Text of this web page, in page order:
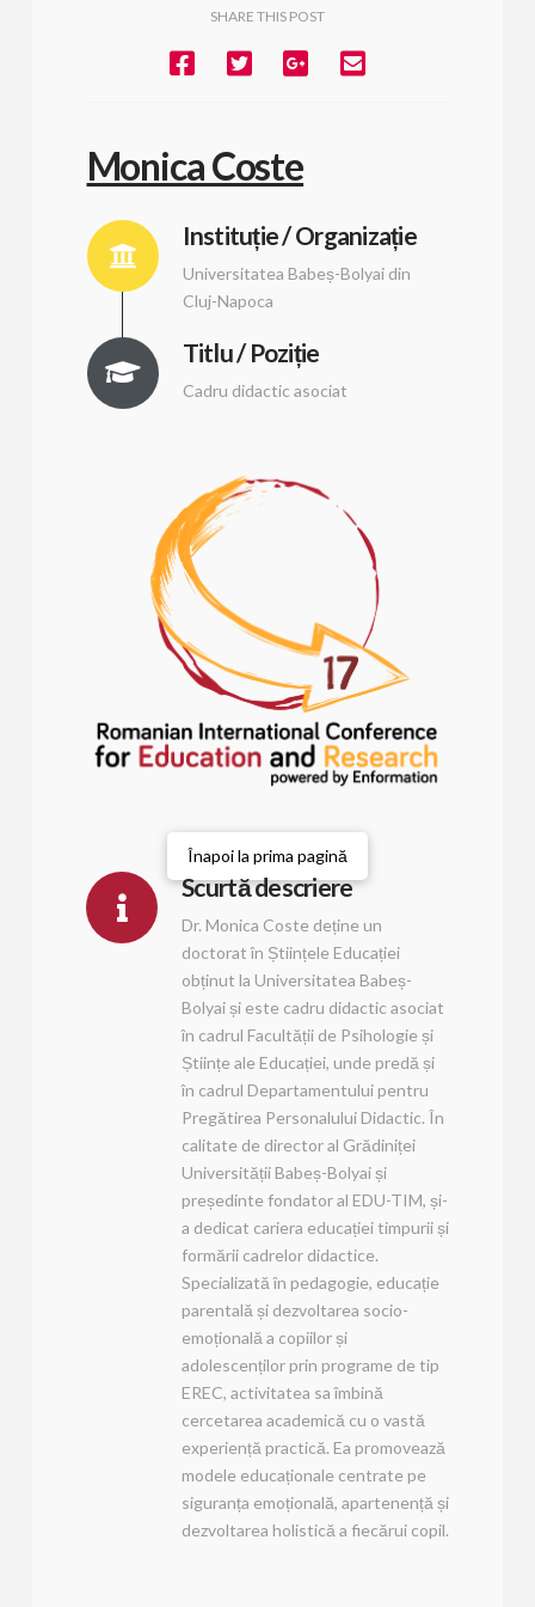
SHARE THIS POST
Monica Coste
Instituție / Organizație
Universitatea Babeș-Bolyai din
Cluj-Napoca
Titlu / Poziție
Cadru didactic asociat
Înapoi la prima pagină
Scurtă descriere
Dr. Monica Coste deține un
doctorat în Științele Educației
obținut la Universitatea Babeș-
Bolyai și este cadru didactic asociat
în cadrul Facultății de Psihologie și
Științe ale Educației, unde predă și
în cadrul Departamentului pentru
Pregătirea Personalului Didactic. În
calitate de director al Grădiniței
Universității Babeș-Bolyai și
președinte fondator al EDU-TIM, și-
a dedicat cariera educației timpurii și
formării cadrelor didactice.
Specializată în pedagogie, educație
parentală și dezvoltarea socio-
emoțională a copiilor și
adolescenților prin programe de tip
EREC, activitatea sa îmbină
cercetarea academică cu o vastă
experiență practică. Ea promovează
modele educaționale centrate pe
siguranța emoțională, apartenență și
dezvoltarea holistică a fiecărui copil.